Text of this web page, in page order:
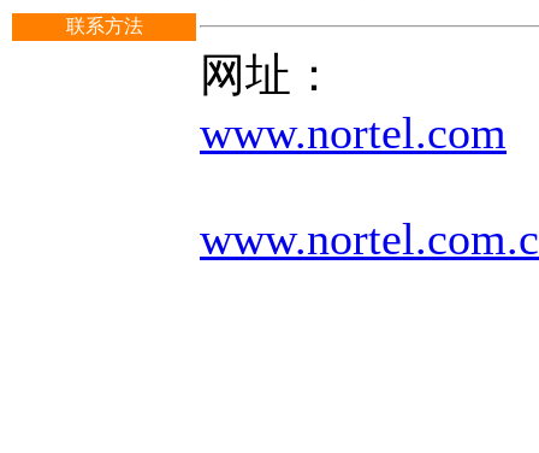
联系方法
网址：
www.nortel.com